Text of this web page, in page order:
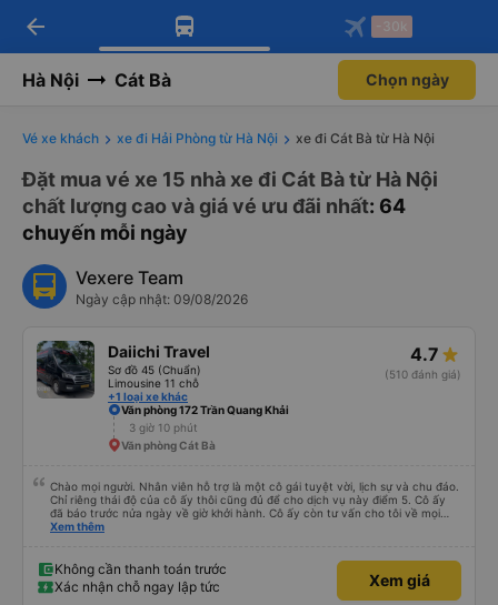
Tải app Vexere ngay!
Nhận ưu đãi thành viên độc
Mở app
Tải app Vexere
-30k/ghế khi đặt vé máy bay qua
Mở app
arrow_back -30k
Hà Nội Cát Bà Chọn ngày
Vé xe khách xe đi Hải Phòng từ Hà Nội xe đi Cát Bà từ Hà Nội
Đặt mua vé xe 15 nhà xe đi Cát Bà từ Hà Nội
chất lượng cao và giá vé ưu đãi nhất: 64
chuyến mỗi ngày
Vexere Team
Ngày cập nhật: 09/08/2026
Daiichi Travel
Sơ đồ 45 (Chuẩn)
Limousine 11 chỗ
+1 loại xe khác
4.7
(510 đánh giá)
Văn phòng 172 Trần Quang Khải
3 giờ 10 phút
Văn phòng Cát Bà
Chào mọi người. Nhân viên hỗ trợ là một cô gái tuyệt vời, lịch sự và chu đáo.
Chỉ riêng thái độ của cô ấy thôi cũng đủ để cho dịch vụ này điểm 5. Cô ấy
đã báo trước nửa ngày về giờ khởi hành. Cô ấy còn tư vấn cho tôi về mọi
vấn đề, kể cả những vấn đề không liên quan đến chuyến đi này. Tôi hỏi tôi có
thoải mái và có máy lạnh. Tài xế lái xe rất cẩn thận. Xe buýt hơi muộn một
chút, nhưng tôi có thể thấy anh ấy đã đợi khách du lịch từ một khách sạn
gần nhà tôi khá lâu.
Xem thêm
Không cần thanh toán trước
Xác nhận chỗ ngay lập tức
Xem giá